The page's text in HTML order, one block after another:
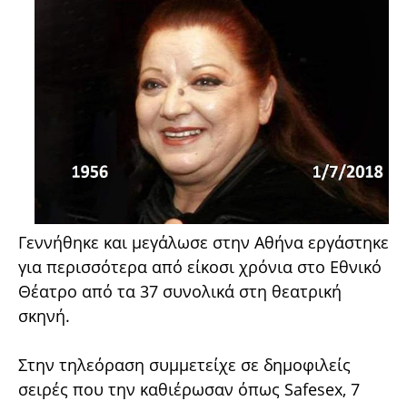
Γεννήθηκε και μεγάλωσε στην Αθήνα εργάστηκε
για περισσότερα από είκοσι χρόνια στο Εθνικό
Θέατρο από τα 37 συνολικά στη θεατρική
σκηνή.
Στην τηλεόραση συμμετείχε σε δημοφιλείς
σειρές που την καθιέρωσαν όπως Safesex, 7